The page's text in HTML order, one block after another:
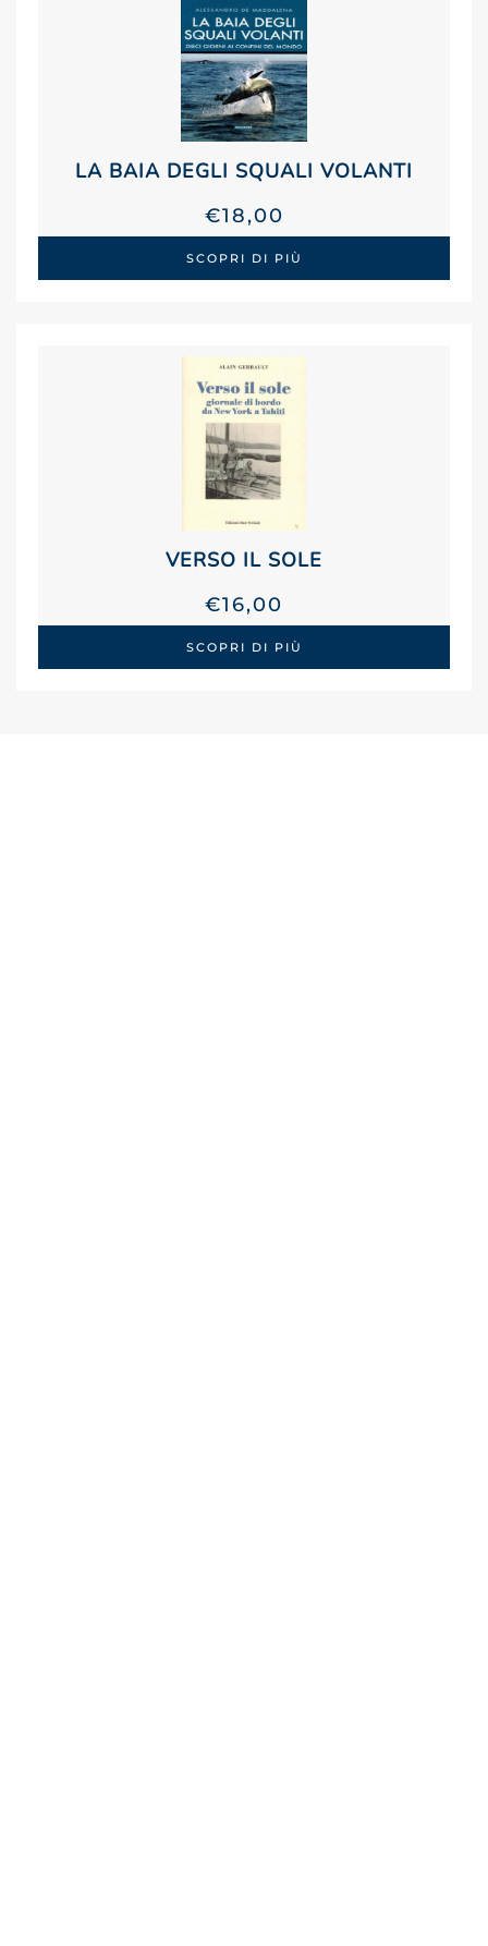
LA BAIA DEGLI SQUALI VOLANTI
€18,00
SCOPRI DI PIÙ
VERSO IL SOLE
€16,00
SCOPRI DI PIÙ